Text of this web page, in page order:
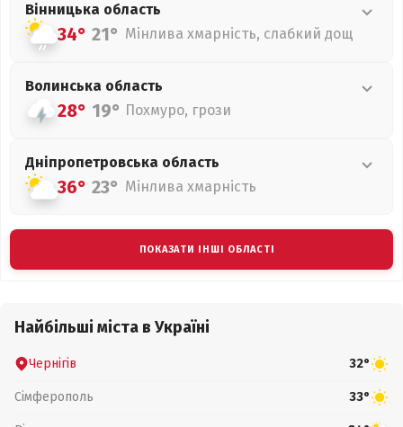
Вінницька область
34° 21° Мінлива хмарність, слабкий дощ
Волинська область
28° 19° Похмуро, грози
Дніпропетровська область
36° 23° Мінлива хмарність
ПОКАЗАТИ ІНШІ ОБЛАСТІ
Найбільші міста в Україні
Чернігів 32°
Сімферополь 33°